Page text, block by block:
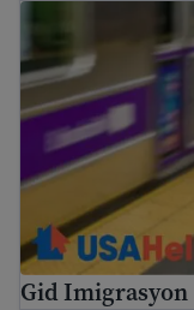
Gid Imigrasyon